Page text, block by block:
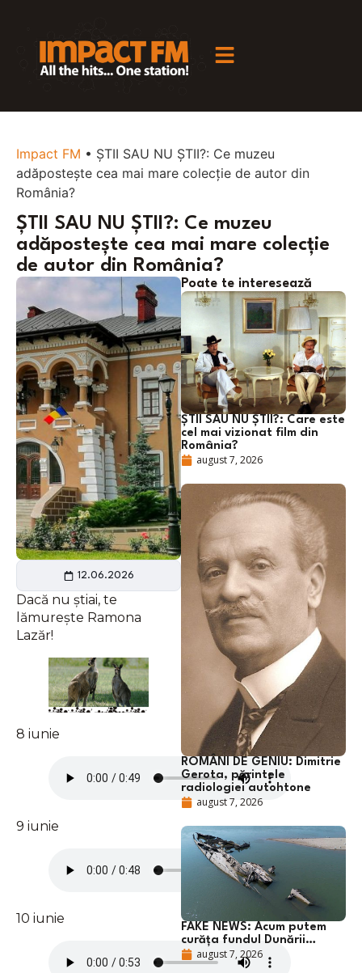
Impact FM • ȘTII SAU NU ȘTII?: Ce muzeu
adăpostește cea mai mare colecție de autor din
România?
ȘTII SAU NU ȘTII?: Ce muzeu
adăpostește cea mai mare colecție
de autor din România?
12.06.2026
Dacă nu știai, te
lămurește Ramona
Lazăr!
8 iunie
9 iunie
10 iunie
Poate te interesează
ȘTII SAU NU ȘTII?: Care este
cel mai vizionat film din
România?
august 7, 2026
ROMÂNI DE GENIU: Dimitrie
Gerota, părintele
radiologiei autohtone
august 7, 2026
FAKE NEWS: Acum putem
curăța fundul Dunării…
august 7, 2026